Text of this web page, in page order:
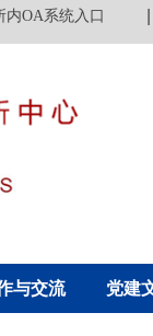
内OA系统入口
与交流 党建